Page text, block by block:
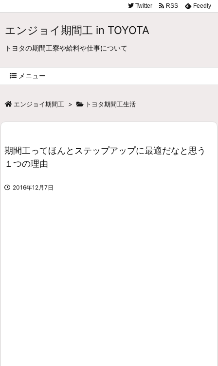
エンジョイ期間工 in TOYOTA
トヨタの期間工寮や給料や仕事について
メニュー
Twitter RSS Feedly
エンジョイ期間工 > トヨタ期間工生活
期間工ってほんとステップアップに最適だなと思う
１つの理由
2016年12月7日